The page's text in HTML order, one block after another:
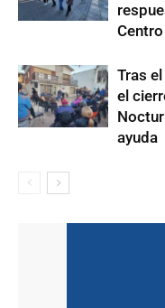
Centro
Tras
el
ayuda